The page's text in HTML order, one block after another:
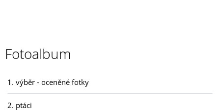
Fotoalbum
1. výběr - oceněné fotky
2. ptáci